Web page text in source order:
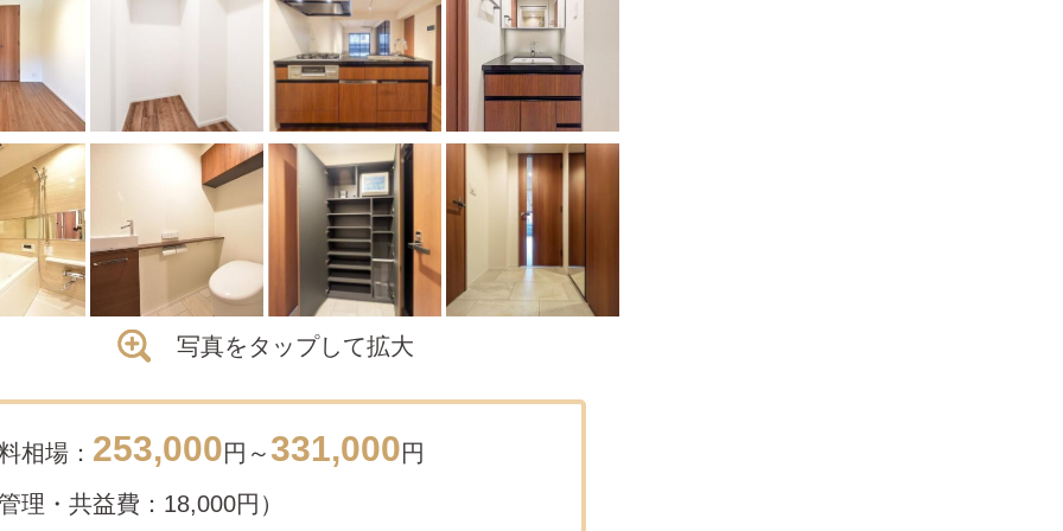
写真をタップして拡大
相場： 253,000円～331,000円
理・共益費：18,000円）